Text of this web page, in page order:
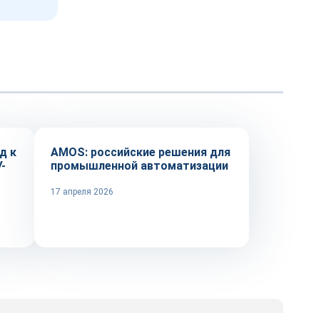
к
AMOS: российские решения для
промышленной автоматизации
17 апреля 2026